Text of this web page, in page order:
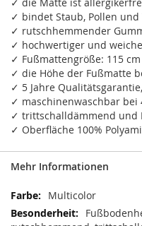
✓ bindet Staub, Pollen und
✓ rutschhemmender
✓ hochwertiger und
✓ Fußmattengröße: 115 cm
✓ die Höhe der Fußmatte
✓ 5 Jahre
✓ maschinenwaschbar bei
✓ trittschalldämmend und
✓ Oberfläche 100%
Mehr Informationen
Mehr
Informationen
Multicolor